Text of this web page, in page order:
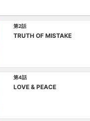
第2話
TRUTH OF MISTAKE
第4話
LOVE & PEACE